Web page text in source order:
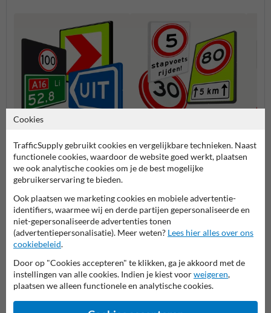
Bebakening (BB-serie) Snelheidsborden (A-serie)
Stel je vraag aan Scheepvaartbord.nl
Cookies
TrafficSupply gebruikt cookies en vergelijkbare technieken. Naast
functionele cookies, waardoor de website goed werkt, plaatsen
we ook analytische cookies om je de best mogelijke
gebruikerservaring te bieden.
Ook plaatsen we marketing cookies en mobiele advertentie-
identifiers, waarmee wij en derde partijen gepersonaliseerde en
niet-gepersonaliseerde advertenties tonen
(advertentiepersonalisatie). Meer weten? Lees hier alles over ons
cookiebeleid.
Door op "Cookies accepteren" te klikken, ga je akkoord met de
instellingen van alle cookies. Indien je kiest voorweigeren,
plaatsen we alleen functionele en analytische cookies.